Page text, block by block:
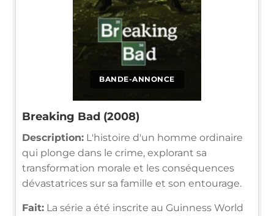
BANDE-ANNONCE
Breaking Bad (2008)
Description: L'histoire d'un homme ordinaire
qui plonge dans le crime, explorant sa
transformation morale et les conséquences
dévastatrices sur sa famille et son entourage.
Fait: La série a été inscrite au Guinness World